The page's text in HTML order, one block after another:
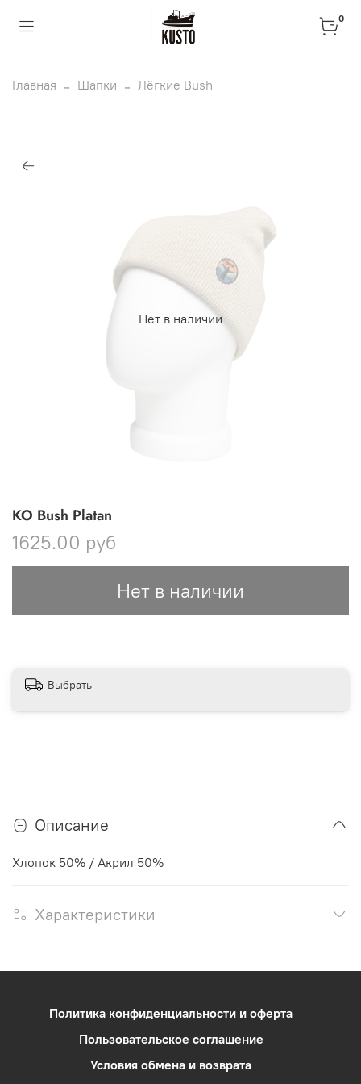
0
Главная Шапки Лёгкие Bush
Нет в наличии
KO Bush Platan
1625.00 руб
Нет в наличии
Выбрать
Описание
Хлопок 50% / Акрил 50%
Характеристики
Политика конфиденциальности и оферта
Пользовательское соглашение
Условия обмена и возврата